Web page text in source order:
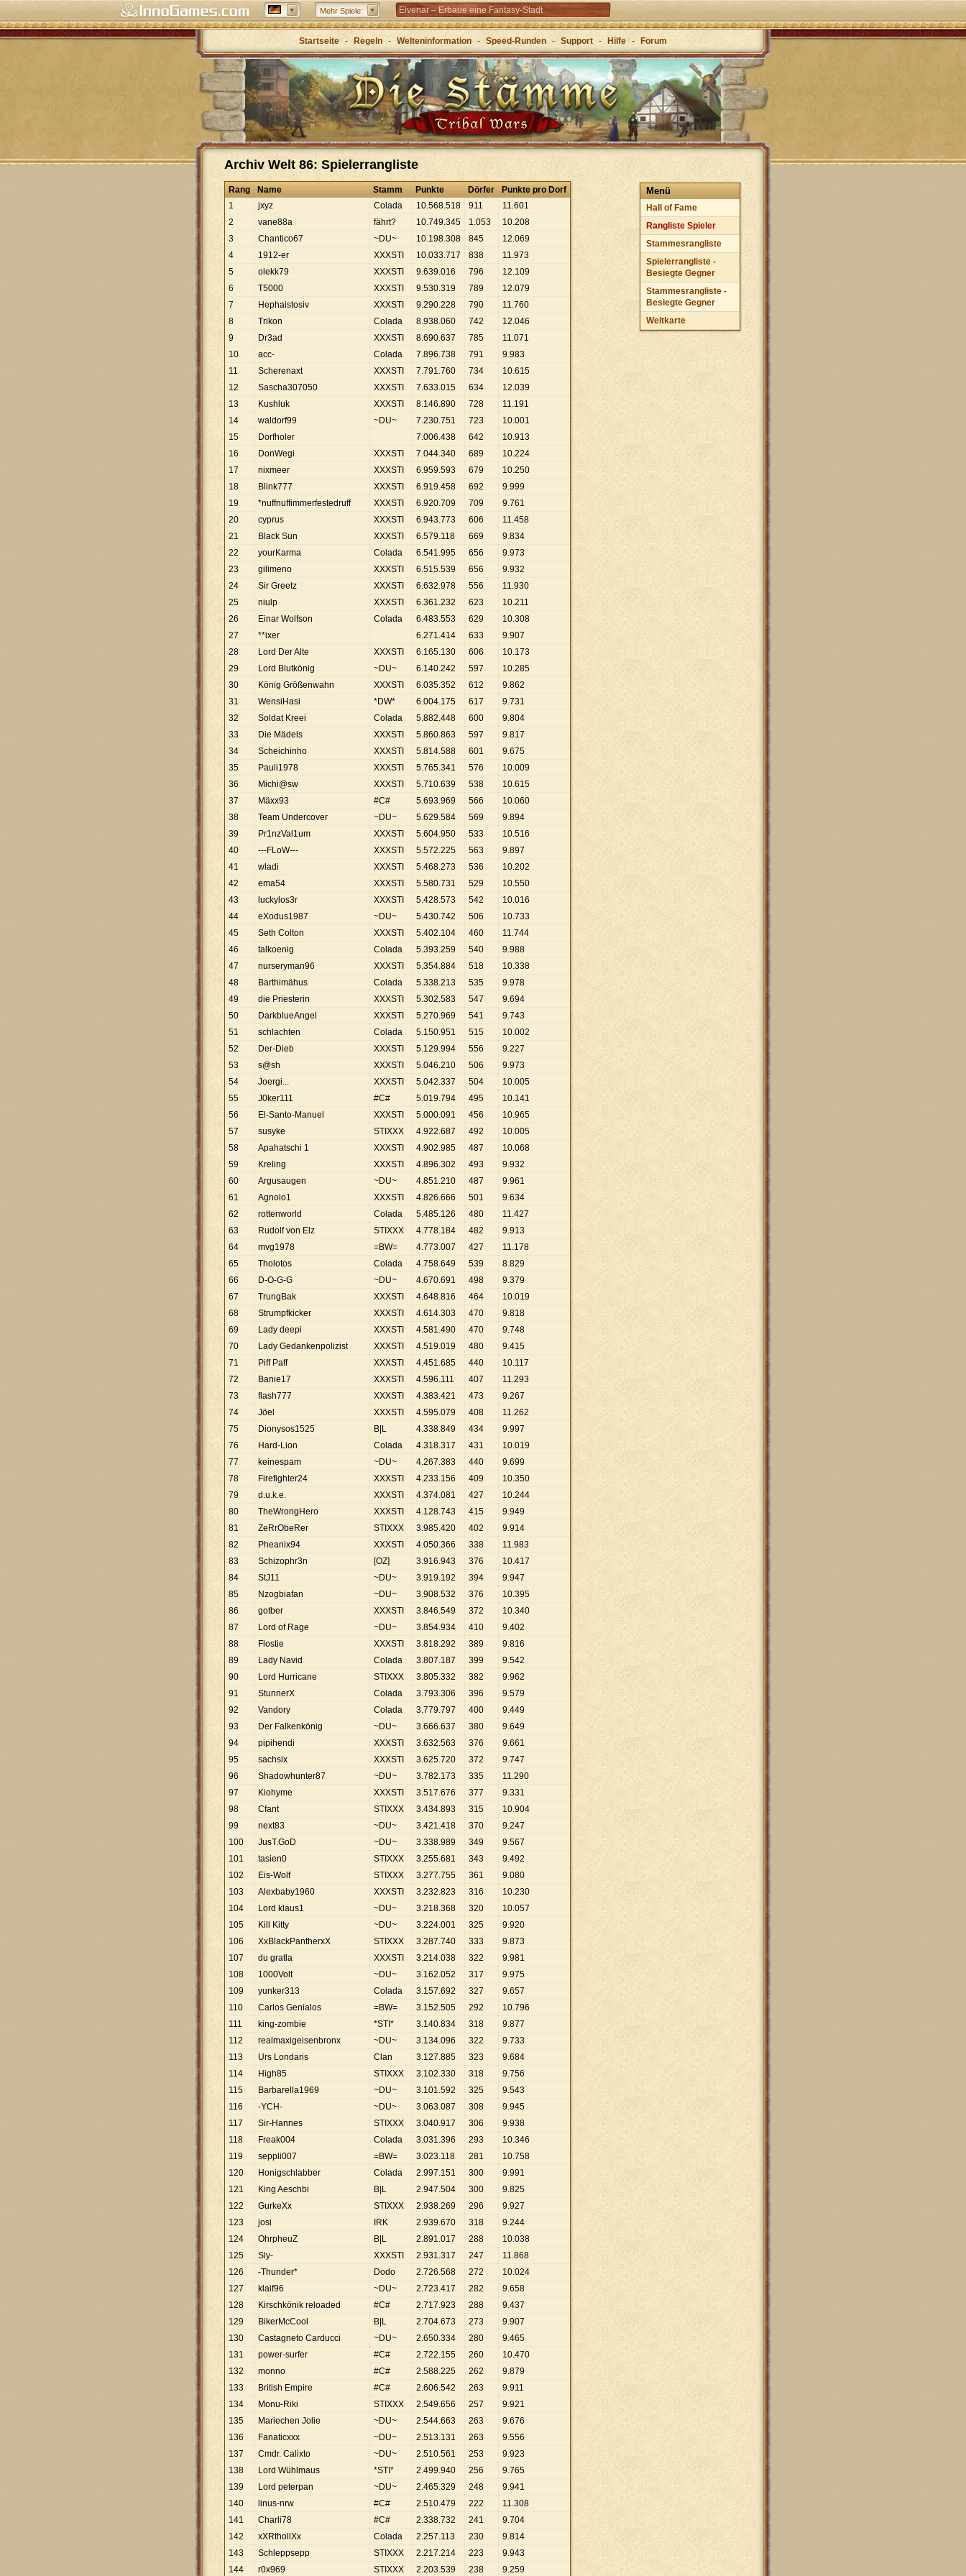
Mehr Spiele: Elvenar – Erbaue eine Fantasy-Stadt
Forge of Empires – Mit Strategie durch die Zeitalter
Grepolis – Erbaue dein Reich im antiken
Griechenland
Startseite - Regeln - Welteninformation - Speed-Runden - Support - Hilfe - Forum
Archiv Welt 86: Spielerrangliste
Menü
Hall of Fame
Rangliste Spieler
Stammesrangliste
Spielerrangliste -
Besiegte Gegner
Stammesrangliste -
Besiegte Gegner
Weltkarte
Rang Name Stamm Punkte Dörfer
Punkte pro Dorf
1
jxyz Colada 10.568.518 911 11.601
2
vane88a fährt? 10.749.345 1.053 10.208
3
Chantico67 ~DU~ 10.198.308 845 12.069
4
1912-er XXXSTI 10.033.717 838 11.973
5
olekk79 XXXSTI 9.639.016 796 12.109
6
T5000 XXXSTI 9.530.319 789 12.079
7
Hephaistosiv XXXSTI 9.290.228 790 11.760
8
Trikon Colada 8.938.060 742 12.046
9
Dr3ad XXXSTI 8.690.637 785 11.071
10
acc- Colada 7.896.738 791 9.983
11
Scherenaxt XXXSTI 7.791.760 734 10.615
12
Sascha307050 XXXSTI 7.633.015 634 12.039
13
Kushluk XXXSTI 8.146.890 728 11.191
14
waldorf99 ~DU~ 7.230.751 723 10.001
15
Dorfholer 7.006.438 642 10.913
16
DonWegi XXXSTI 7.044.340 689 10.224
17
nixmeer XXXSTI 6.959.593 679 10.250
18
Blink777 XXXSTI 6.919.458 692 9.999
19
*nuffnuffimmerfestedruff XXXSTI 6.920.709 709 9.761
20
cyprus XXXSTI 6.943.773 606 11.458
21
Black Sun XXXSTI 6.579.118 669 9.834
22
yourKarma Colada 6.541.995 656 9.973
23
gilimeno XXXSTI 6.515.539 656 9.932
24
Sir Greetz XXXSTI 6.632.978 556 11.930
25
niulp XXXSTI 6.361.232 623 10.211
26
Einar Wolfson Colada 6.483.553 629 10.308
27
**ixer 6.271.414 633 9.907
28
Lord Der Alte XXXSTI 6.165.130 606 10.173
29
Lord Blutkönig ~DU~ 6.140.242 597 10.285
30
König Größenwahn XXXSTI 6.035.352 612 9.862
31
WensiHasi *DW* 6.004.175 617 9.731
32
Soldat Kreei Colada 5.882.448 600 9.804
33
Die Mädels XXXSTI 5.860.863 597 9.817
34
Scheichinho XXXSTI 5.814.588 601 9.675
35
Pauli1978 XXXSTI 5.765.341 576 10.009
36
Michi@sw XXXSTI 5.710.639 538 10.615
37
Mäxx93 #C# 5.693.969 566 10.060
38
Team Undercover ~DU~ 5.629.584 569 9.894
39
Pr1nzVal1um XXXSTI 5.604.950 533 10.516
40
---FLoW--- XXXSTI 5.572.225 563 9.897
41
wladi XXXSTI 5.468.273 536 10.202
42
ema54 XXXSTI 5.580.731 529 10.550
43
luckylos3r XXXSTI 5.428.573 542 10.016
44
eXodus1987 ~DU~ 5.430.742 506 10.733
45
Seth Colton XXXSTI 5.402.104 460 11.744
46
talkoenig Colada 5.393.259 540 9.988
47
nurseryman96 XXXSTI 5.354.884 518 10.338
48
Barthimähus Colada 5.338.213 535 9.978
49
die Priesterin XXXSTI 5.302.583 547 9.694
50
DarkblueAngel XXXSTI 5.270.969 541 9.743
51
schlachten Colada 5.150.951 515 10.002
52
Der-Dieb XXXSTI 5.129.994 556 9.227
53
s@sh XXXSTI 5.046.210 506 9.973
54
Joergi... XXXSTI 5.042.337 504 10.005
55
J0ker111 #C# 5.019.794 495 10.141
56
El-Santo-Manuel XXXSTI 5.000.091 456 10.965
57
susyke STIXXX 4.922.687 492 10.005
58
Apahatschi 1 XXXSTI 4.902.985 487 10.068
59
Kreling XXXSTI 4.896.302 493 9.932
60
Argusaugen ~DU~ 4.851.210 487 9.961
61
Agnolo1 XXXSTI 4.826.666 501 9.634
62
rottenworld Colada 5.485.126 480 11.427
63
Rudolf von Elz STIXXX 4.778.184 482 9.913
64
mvg1978 =BW= 4.773.007 427 11.178
65
Tholotos Colada 4.758.649 539 8.829
66
D-O-G-G ~DU~ 4.670.691 498 9.379
67
TrungBak XXXSTI 4.648.816 464 10.019
68
Strumpfkicker XXXSTI 4.614.303 470 9.818
69
Lady deepi XXXSTI 4.581.490 470 9.748
70
Lady Gedankenpolizist XXXSTI 4.519.019 480 9.415
71
Piff Paff XXXSTI 4.451.685 440 10.117
72
Banie17 XXXSTI 4.596.111 407 11.293
73
flash777 XXXSTI 4.383.421 473 9.267
74
Jöel XXXSTI 4.595.079 408 11.262
75
Dionysos1525 B|L 4.338.849 434 9.997
76
Hard-Lion Colada 4.318.317 431 10.019
77
keinespam ~DU~ 4.267.383 440 9.699
78
Firefighter24 XXXSTI 4.233.156 409 10.350
79
d.u.k.e. XXXSTI 4.374.081 427 10.244
80
TheWrongHero XXXSTI 4.128.743 415 9.949
81
ZeRrObeRer STIXXX 3.985.420 402 9.914
82
Pheanix94 XXXSTI 4.050.366 338 11.983
83
Schizophr3n [OZ] 3.916.943 376 10.417
84
StJ11 ~DU~ 3.919.192 394 9.947
85
Nzogbiafan ~DU~ 3.908.532 376 10.395
86
gotber XXXSTI 3.846.549 372 10.340
87
Lord of Rage ~DU~ 3.854.934 410 9.402
88
Flostie XXXSTI 3.818.292 389 9.816
89
Lady Navid Colada 3.807.187 399 9.542
90
Lord Hurricane STIXXX 3.805.332 382 9.962
91
StunnerX Colada 3.793.306 396 9.579
92
Vandory Colada 3.779.797 400 9.449
93
Der Falkenkönig ~DU~ 3.666.637 380 9.649
94
pipihendi XXXSTI 3.632.563 376 9.661
95
sachsix XXXSTI 3.625.720 372 9.747
96
Shadowhunter87 ~DU~ 3.782.173 335 11.290
97
Kiohyme XXXSTI 3.517.676 377 9.331
98
Cfant STIXXX 3.434.893 315 10.904
99
next83 ~DU~ 3.421.418 370 9.247
100
JusT.GoD ~DU~ 3.338.989 349 9.567
101
tasien0 STIXXX 3.255.681 343 9.492
102
Eis-Wolf STIXXX 3.277.755 361 9.080
103
Alexbaby1960 XXXSTI 3.232.823 316 10.230
104
Lord klaus1 ~DU~ 3.218.368 320 10.057
105
Kill Kitty ~DU~ 3.224.001 325 9.920
106
XxBlackPantherxX STIXXX 3.287.740 333 9.873
107
du gratla XXXSTI 3.214.038 322 9.981
108
1000Volt ~DU~ 3.162.052 317 9.975
109
yunker313 Colada 3.157.692 327 9.657
110
Carlos Genialos =BW= 3.152.505 292 10.796
111
king-zombie *STI* 3.140.834 318 9.877
112
realmaxigeisenbronx ~DU~ 3.134.096 322 9.733
113
Urs Londaris Clan 3.127.885 323 9.684
114
High85 STIXXX 3.102.330 318 9.756
115
Barbarella1969 ~DU~ 3.101.592 325 9.543
116
-YCH- ~DU~ 3.063.087 308 9.945
117
Sir-Hannes STIXXX 3.040.917 306 9.938
118
Freak004 Colada 3.031.396 293 10.346
119
seppli007 =BW= 3.023.118 281 10.758
120
Honigschlabber Colada 2.997.151 300 9.991
121
King Aeschbi B|L 2.947.504 300 9.825
122
GurkeXx STIXXX 2.938.269 296 9.927
123
josi IRK 2.939.670 318 9.244
124
OhrpheuZ B|L 2.891.017 288 10.038
125
Sly- XXXSTI 2.931.317 247 11.868
126
-Thunder* Dodo 2.726.568 272 10.024
127
klaif96 ~DU~ 2.723.417 282 9.658
128
Kirschkönik reloaded #C# 2.717.923 288 9.437
129
BikerMcCool B|L 2.704.673 273 9.907
130
Castagneto Carducci ~DU~ 2.650.334 280 9.465
131
power-surfer #C# 2.722.155 260 10.470
132
monno #C# 2.588.225 262 9.879
133
British Empire #C# 2.606.542 263 9.911
134
Monu-Riki STIXXX 2.549.656 257 9.921
135
Mariechen Jolie ~DU~ 2.544.663 263 9.676
136
Fanaticxxx ~DU~ 2.513.131 263 9.556
137
Cmdr. Calixto ~DU~ 2.510.561 253 9.923
138
Lord Wühlmaus *STI* 2.499.940 256 9.765
139
Lord peterpan ~DU~ 2.465.329 248 9.941
140
linus-nrw #C# 2.510.479 222 11.308
141
Charli78 #C# 2.338.732 241 9.704
142
xXRthollXx Colada 2.257.113 230 9.814
143
Schleppsepp STIXXX 2.217.214 223 9.943
144
r0x969 STIXXX 2.203.539 238 9.259